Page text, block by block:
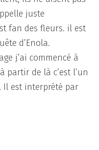
juste
fan des fleurs. il est
d’Enola.
j’ai commencé à
partir de là c’est l’un
Il est interprété par